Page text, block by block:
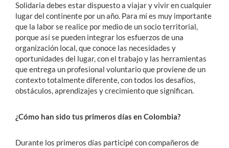
Solidaria debes estar dispuesto a viajar y vivir en cualquier
lugar del continente por un año. Para mí es muy importante
que la labor se realice por medio de un socio territorial,
porque así se pueden integrar los esfuerzos de una
organización local, que conoce las necesidades y
oportunidades del lugar, con el trabajo y las herramientas
que entrega un profesional voluntario que proviene de un
contexto totalmente diferente, con todos los desafíos,
obstáculos, aprendizajes y crecimiento que significan.
¿Cómo han sido tus primeros días en Colombia?
Durante los primeros días participé con compañeros de